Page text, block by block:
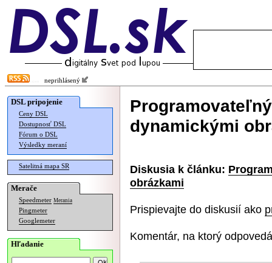
neprihlásený
DSL pripojenie
Ceny DSL
Dostupnosť DSL
Fórum o DSL
Výsledky meraní
Satelitná mapa SR
Merače
Speedmeter Merania
Pingmeter
Googlemeter
Hľadanie
dynamickými
Diskusia k článku:
obrázkami
Prispievajte do diskusií ako
Komentár, na ktorý